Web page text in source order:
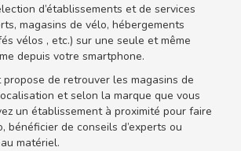
d’établissements et de services
magasins de vélo, hébergements
vélos , etc.) sur une seule et même
depuis votre smartphone.
propose de retrouver les magasins de
et selon la marque que vous
un établissement à proximité pour faire
bénéficier de conseils d’experts ou
matériel.